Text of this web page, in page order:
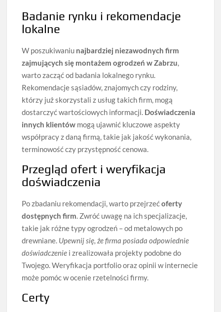
Badanie rynku i rekomendacje
lokalne
W poszukiwaniu najbardziej niezawodnych firm
zajmujących się montażem ogrodzeń w Zabrzu,
warto zacząć od badania lokalnego rynku.
Rekomendacje sąsiadów, znajomych czy rodziny,
którzy już skorzystali z usług takich firm, mogą
dostarczyć wartościowych informacji. Doświadczenia
innych klientów mogą ujawnić kluczowe aspekty
współpracy z daną firmą, takie jak jakość wykonania,
terminowość czy przystępność cenowa.
Przegląd ofert i weryfikacja
doświadczenia
Po zbadaniu rekomendacji, warto przejrzećoferty
dostępnych firm. Zwróć uwagę na ich specjalizacje,
takie jak różne typy ogrodzeń – od metalowych po
drewniane. Upewnij się, że firma posiada odpowiednie
doświadczenie i zrealizowała projekty podobne do
Twojego. Weryfikacja portfolio oraz opinii w internecie
może pomóc w ocenie rzetelności firmy.
Certy